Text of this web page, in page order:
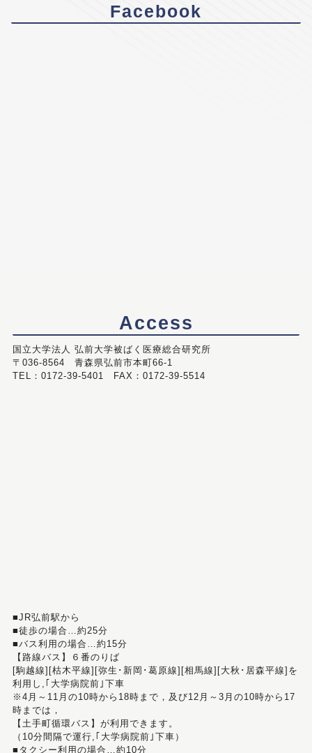
Facebook
Access
国立大学法人 弘前大学被ばく医療総合研究所
〒036-8564 青森県弘前市本町66-1
TEL：0172-39-5401 FAX：0172-39-5514
■JR弘前駅から
■徒歩の場合…約25分
■バス利用の場合…約15分
【路線バス】６番のりば
[駒越線][枯木平線][弥生･新岡･葛原線][相馬線][大秋･居森平線]を
利用し,｢大学病院前｣下車
※4月～11月の10時から18時まで，及び12月～3月の10時から17
時までは，
【土手町循環バス】が利用できます。
（10分間隔で運行,｢大学病院前｣下車）
■タクシー利用の場合…約10分